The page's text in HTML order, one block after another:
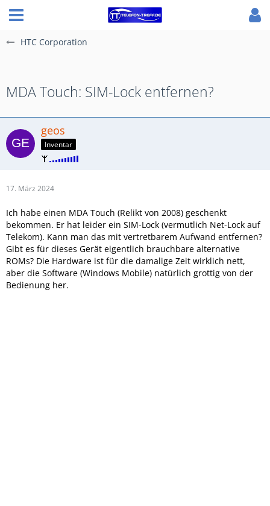
HTC Corporation
MDA Touch: SIM-Lock entfernen?
geos
Inventar
17. März 2024
Ich habe einen MDA Touch (Relikt von 2008) geschenkt
bekommen. Er hat leider ein SIM-Lock (vermutlich Net-Lock auf
Telekom). Kann man das mit vertretbarem Aufwand entfernen?
Gibt es für dieses Gerät eigentlich brauchbare alternative
ROMs? Die Hardware ist für die damalige Zeit wirklich nett,
aber die Software (Windows Mobile) natürlich grottig von der
Bedienung her.